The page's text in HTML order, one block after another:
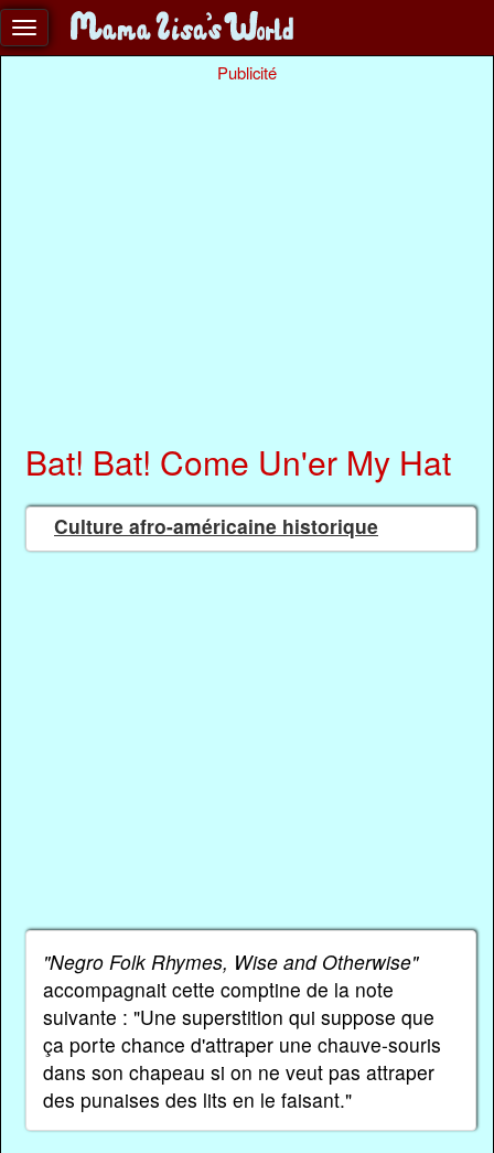
Publicité
Bat! Bat! Come Un'er My Hat
Culture afro-américaine historique
"Negro Folk Rhymes, Wise and Otherwise"
accompagnait cette comptine de la note
suivante : "Une superstition qui suppose que
ça porte chance d'attraper une chauve-souris
dans son chapeau si on ne veut pas attraper
des punaises des lits en le faisant."